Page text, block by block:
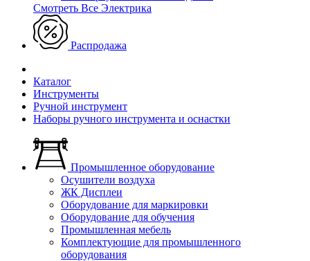
Смотреть Все Электрика
Распродажа
Каталог
Инструменты
Ручной инструмент
Наборы ручного инструмента и оснастки
Промышленное оборудование
Осушители воздуха
ЖК Дисплеи
Оборудование для маркировки
Оборудование для обучения
Промышленная мебель
Комплектующие для промышленного
оборудования